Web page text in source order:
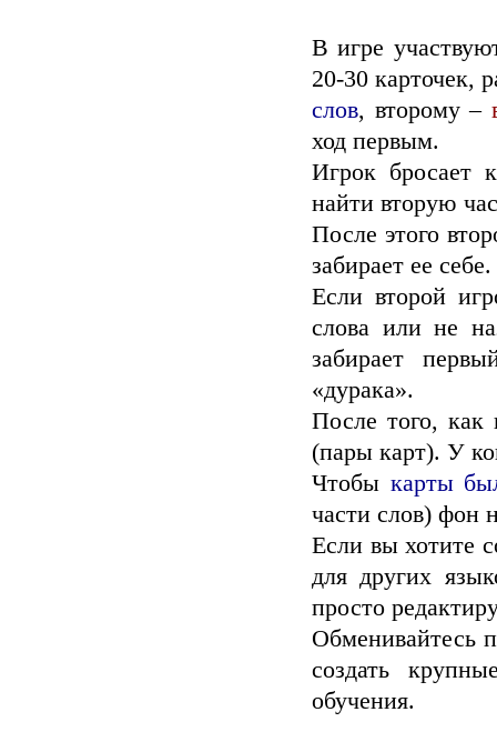
В игре
20-30 карточек,
слов, второму –
ход первым.
Игрок бросает
найти вторую
После этого
забирает ее себе.
Если второй
слова или не
забирает
«дурака».
После того, как
(пары карт). У
Чтобы карты
части слов) фон
Если вы хотите
для других
просто
Обменивайтесь
создать
обучения.